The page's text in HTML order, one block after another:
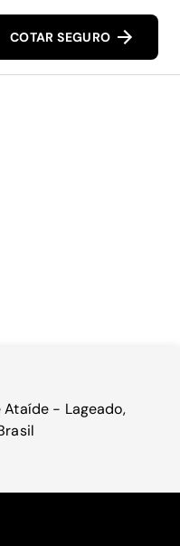
COTAR SEGURO
Ataíde - Lageado,